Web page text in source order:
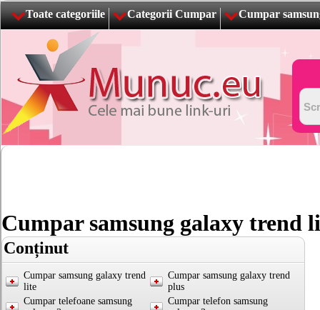
Toate categoriile Categorii Cumpar Cumpar
Cumpar samsung galaxy trend
Conținut
Cumpar samsung galaxy trend
lite
Cumpar samsung galaxy trend
plus
Cumpar telefoane samsung
Cumpar telefon samsung